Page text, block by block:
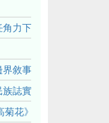
力下的情感伏流
敘事： 《路有多長》
誌實驗室
菊花》： 透過紀錄片